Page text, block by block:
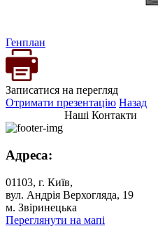
Генплан
Записатися на перегляд
Отримати презентацію Назад
Наші Контакти
Адреса:
01103, г. Київ,
вул. Андрія Верхогляда, 19
м. Звіринецька
Переглянути на мапі